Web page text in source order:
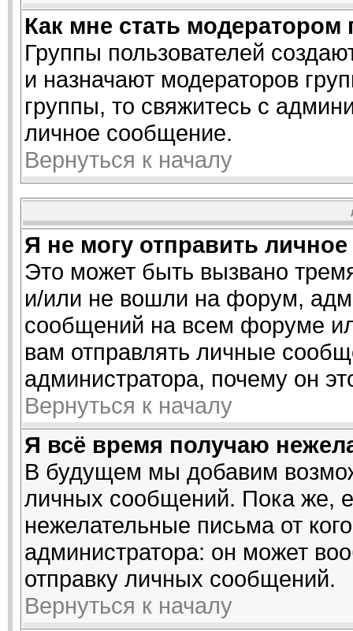
Как мне стать модератором
Группы пользователей
и назначают модераторов
группы, то свяжитесь с
личное сообщение.
Вернуться к началу
Я не могу отправить
Это может быть вызвано
и/или не вошли на форум,
сообщений на всем форуме
вам отправлять личные
администратора, почему он
Вернуться к началу
Я всё время получаю
В будущем мы добавим
личных сообщений. Пока же,
нежелательные письма от
администратора: он может
отправку личных сообщений.
Вернуться к началу